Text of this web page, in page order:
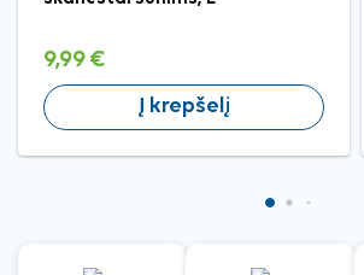
9,99 €
Į krepšelį